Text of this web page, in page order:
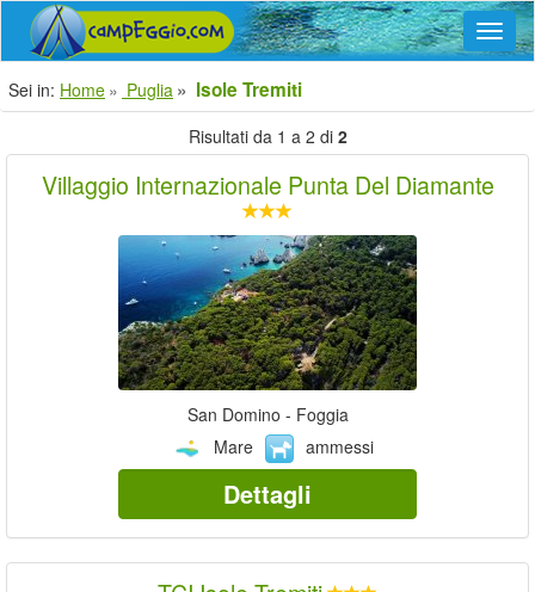
Sei in: Home Puglia Isole Tremiti
Risultati da 1 a 2 di 2
Villaggio Internazionale Punta Del Diamante
San Domino - Foggia
Mare
ammessi
Dettagli